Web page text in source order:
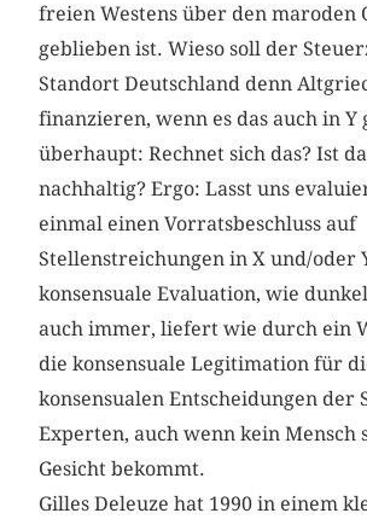
freien Westens über den maroden
geblieben ist. Wieso soll der
Standort Deutschland denn
finanzieren, wenn es das auch in Y
überhaupt: Rechnet sich das? Ist
nachhaltig? Ergo: Lasst uns
einmal einen Vorratsbeschluss auf
Stellenstreichungen in X und/oder
konsensuale Evaluation, wie
auch immer, liefert wie durch ein
die konsensuale Legitimation für
konsensualen Entscheidungen der
Experten, auch wenn kein Mensch
Gesicht bekommt.
Gilles Deleuze hat 1990 in einem